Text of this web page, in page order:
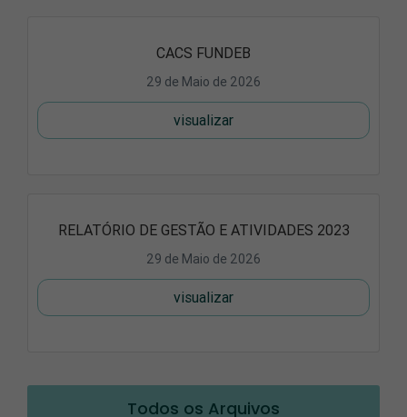
CACS FUNDEB
29 de Maio de 2026
visualizar
RELATÓRIO DE GESTÃO E ATIVIDADES 2023
29 de Maio de 2026
visualizar
Todos os Arquivos